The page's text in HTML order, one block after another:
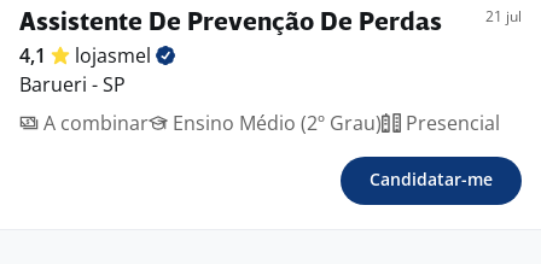
Assistente De Prevenção De Perdas 21 jul
4,1
lojasmel
Barueri - SP
A combinar
Ensino Médio (2º Grau) Presencial
Candidatar-me